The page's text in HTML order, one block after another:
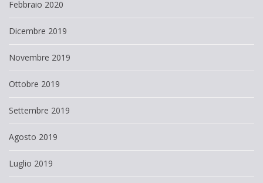
Febbraio 2020
Dicembre 2019
Novembre 2019
Ottobre 2019
Settembre 2019
Agosto 2019
Luglio 2019